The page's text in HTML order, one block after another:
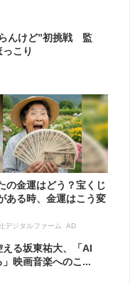
んけど”初挑戦 監
こり
の金運はどう？宝くじ
ある時、金運はこう変
デジタルファーム AD
える坂東祐大、「AI
映画音楽へのこ...